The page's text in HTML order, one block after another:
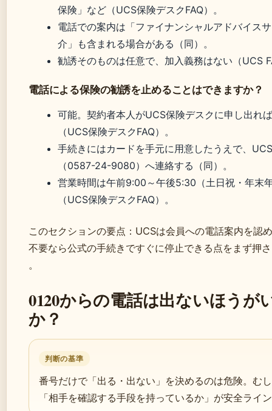
保険」など（UCS保険デスクFAQ）。
電話での案内は「ファイナンシャルアドバイス
介」も含まれる場合がある（同）。
勧誘そのものは任意で、加入義務はない（UCS
電話による保険の勧誘を止めることはできますか？
可能。契約者本人がUCS保険デスクに申し出れ
（UCS保険デスクFAQ）。
手続きにはカードを手元に用意したうえで、
（0587-24-9080）へ連絡する（同）。
営業時間は午前9:00～午後5:30（土日祝・年末
（UCS保険デスクFAQ）。
このセクションの要点：UCSは会員への電話案内を認
不要なら公式の手続きですぐに停止できる点をまず押
。
0120からの電話は出ないほうが
か？
判断の基準
番号だけで「出る・出ない」を決めるのは危険。む
「相手を確認する手段を持っているか」が安全ライ